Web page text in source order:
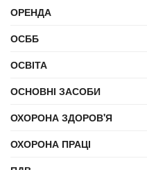
ОРЕНДА
ОСББ
ОСВІТА
ОСНОВНІ ЗАСОБИ
ОХОРОНА ЗДОРОВ'Я
ОХОРОНА ПРАЦІ